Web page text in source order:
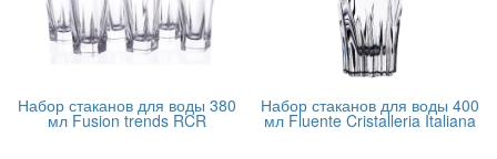
Набор стаканов для воды 380
мл Fusion trends RCR
Набор стаканов для воды 400
мл Fluente Cristalleria Italiana